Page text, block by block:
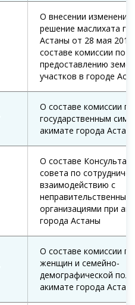
О внесении изменений
решение маслихата
Астаны от 28 мая
составе комиссии по
предоставлению
участков в городе
О составе комиссии по
государственным
акимате города
О составе
совета по
взаимодействию с
организациями при
города Астаны
О составе комиссии
женщин и семейно-
демографической
акимате города